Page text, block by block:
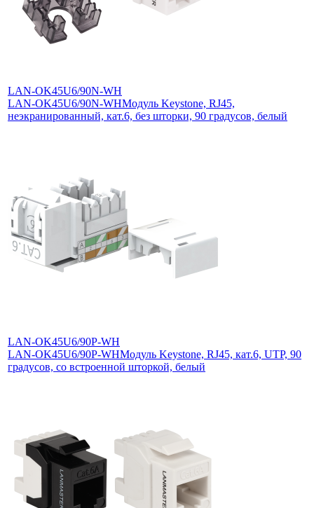
LAN-OK45U6/90N-WH
LAN-OK45U6/90N-WHМодуль Keystone, RJ45,
неэкранированный, кат.6, без шторки, 90 градусов, белый
LAN-OK45U6/90P-WH
LAN-OK45U6/90P-WHМодуль Keystone, RJ45, кат.6, UTP, 90
градусов, со встроенной шторкой, белый